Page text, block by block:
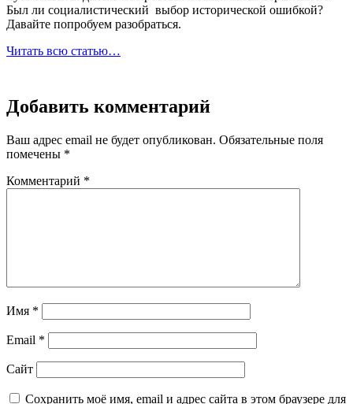
Был ли социалистический выбор исторической ошибкой?
Давайте попробуем разобраться.
Читать всю статью…
Добавить комментарий
Ваш адрес email не будет опубликован. Обязательные поля
помечены *
Комментарий *
Имя *
Email *
Сайт
Сохранить моё имя, email и адрес сайта в этом браузере для